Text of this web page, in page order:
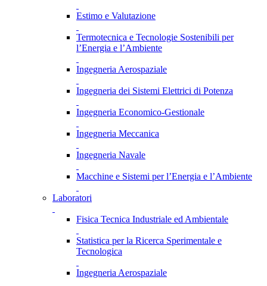
Estimo e Valutazione
Termotecnica e Tecnologie Sostenibili per
l’Energia e l’Ambiente
Ingegneria Aerospaziale
Ingegneria dei Sistemi Elettrici di Potenza
Ingegneria Economico-Gestionale
Ingegneria Meccanica
Ingegneria Navale
Macchine e Sistemi per l’Energia e l’Ambiente
Laboratori
Fisica Tecnica Industriale ed Ambientale
Statistica per la Ricerca Sperimentale e
Tecnologica
Ingegneria Aerospaziale